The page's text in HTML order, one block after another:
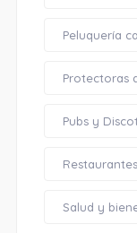
Peluquería
Protectoras
Pubs y
Restaurantes
Salud y